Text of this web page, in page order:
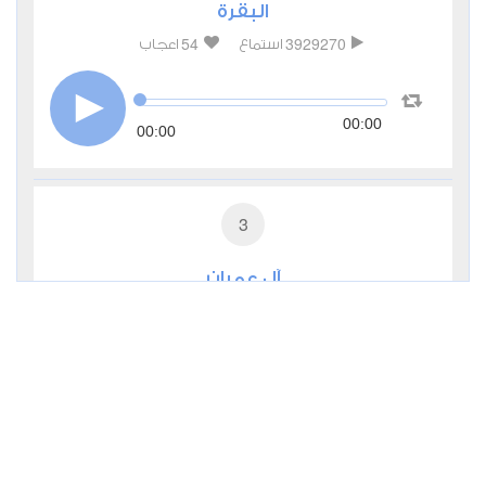
البقرة
3929270 استماع 54 اعجاب
00:00 00:00
3
آل عمران